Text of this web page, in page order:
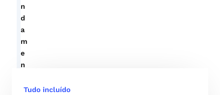
n
d
a
m
e
n
oTudo incluído